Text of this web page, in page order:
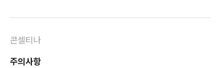
콘셀티나
주의사항